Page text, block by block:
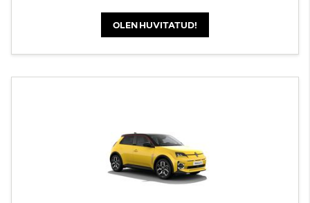
OLEN HUVITATUD!